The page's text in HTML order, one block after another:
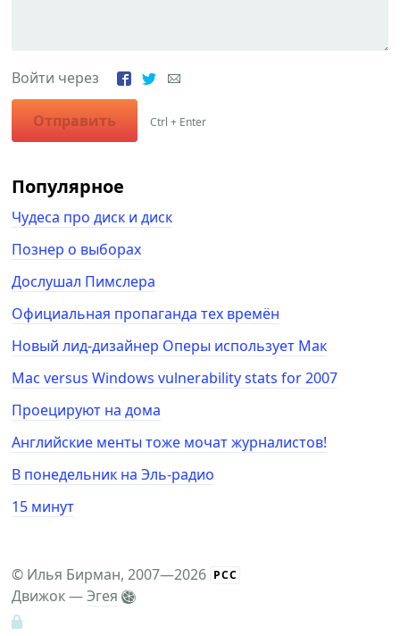
Войти через
Отправить Ctrl + Enter
Популярное
Чудеса про диск и диск
Познер о выборах
Дослушал Пимслера
Официальная пропаганда тех времён
Новый лид-дизайнер Оперы использует Мак
Mac versus Windows vulnerability stats for 2007
Проецируют на дома
Английские менты тоже мочат журналистов!
В понедельник на Эль-радио
15 минут
© Илья Бирман, 2007—2026 РСС
Движок —Эгея